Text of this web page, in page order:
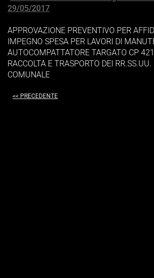
29/05/2017
APPROVAZIONE PREVENTIVO PER
IMPEGNO SPESA PER LAVORI DI
AUTOCOMPATTATORE TARGATO CP
RACCOLTA E TRASPORTO DEI
COMUNALE
<< PRECEDENTE